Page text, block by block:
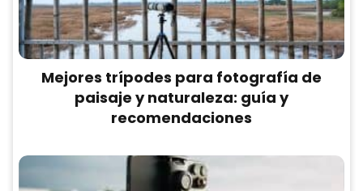
Mejores trípodes para fotografía de
paisaje y naturaleza: guía y
recomendaciones